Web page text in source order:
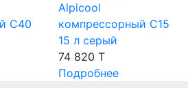
C40
Alpicool
компрессорный C15
15 л серый
74 820 T
Подробнее